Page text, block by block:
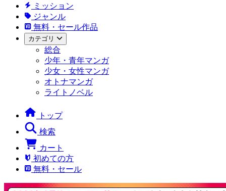
ミッション
ジャンル
無料・セール作品
カテゴリ
総合
少年・青年マンガ
少女・女性マンガ
オトナマンガ
ライトノベル
トップ
検索
カート
初めての方
無料・セール